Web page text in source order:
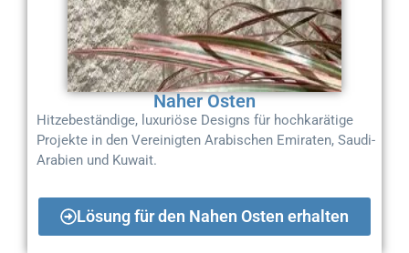
Naher Osten
Hitzebeständige, luxuriöse Designs für hochkarätige
Projekte in den Vereinigten Arabischen Emiraten, Saudi-
Arabien und Kuwait.
Lösung für den Nahen Osten erhalten